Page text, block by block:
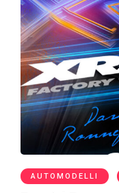
AUTOMODELLI